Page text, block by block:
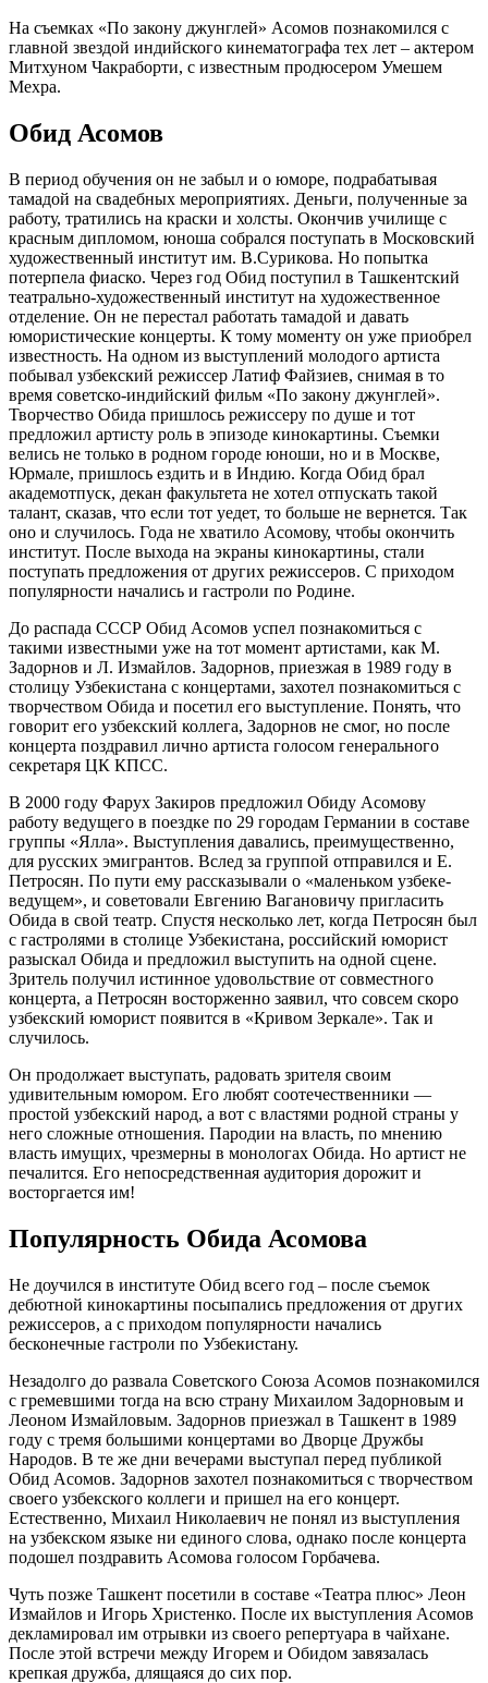
На съемках «По закону джунглей» Асомов познакомился с
главной звездой индийского кинематографа тех лет – актером
Митхуном Чакраборти, с известным продюсером Умешем
Мехра.
Обид Асомов
В период обучения он не забыл и о юморе, подрабатывая
тамадой на свадебных мероприятиях. Деньги, полученные за
работу, тратились на краски и холсты. Окончив училище с
красным дипломом, юноша собрался поступать в Московский
художественный институт им. В.Сурикова. Но попытка
потерпела фиаско. Через год Обид поступил в Ташкентский
театрально-художественный институт на художественное
отделение. Он не перестал работать тамадой и давать
юмористические концерты. К тому моменту он уже приобрел
известность. На одном из выступлений молодого артиста
побывал узбекский режиссер Латиф Файзиев, снимая в то
время советско-индийский фильм «По закону джунглей».
Творчество Обида пришлось режиссеру по душе и тот
предложил артисту роль в эпизоде кинокартины. Съемки
велись не только в родном городе юноши, но и в Москве,
Юрмале, пришлось ездить и в Индию. Когда Обид брал
академотпуск, декан факультета не хотел отпускать такой
талант, сказав, что если тот уедет, то больше не вернется. Так
оно и случилось. Года не хватило Асомову, чтобы окончить
институт. После выхода на экраны кинокартины, стали
поступать предложения от других режиссеров. С приходом
популярности начались и гастроли по Родине.
До распада СССР Обид Асомов успел познакомиться с
такими известными уже на тот момент артистами, как М.
Задорнов и Л. Измайлов. Задорнов, приезжая в 1989 году в
столицу Узбекистана с концертами, захотел познакомиться с
творчеством Обида и посетил его выступление. Понять, что
говорит его узбекский коллега, Задорнов не смог, но после
концерта поздравил лично артиста голосом генерального
секретаря ЦК КПСС.
В 2000 году Фарух Закиров предложил Обиду Асомову
работу ведущего в поездке по 29 городам Германии в составе
группы «Ялла». Выступления давались, преимущественно,
для русских эмигрантов. Вслед за группой отправился и Е.
Петросян. По пути ему рассказывали о «маленьком узбеке-
ведущем», и советовали Евгению Вагановичу пригласить
Обида в свой театр. Спустя несколько лет, когда Петросян был
с гастролями в столице Узбекистана, российский юморист
разыскал Обида и предложил выступить на одной сцене.
Зритель получил истинное удовольствие от совместного
концерта, а Петросян восторженно заявил, что совсем скоро
узбекский юморист появится в «Кривом Зеркале». Так и
случилось.
Он продолжает выступать, радовать зрителя своим
удивительным юмором. Его любят соотечественники —
простой узбекский народ, а вот с властями родной страны у
него сложные отношения. Пародии на власть, по мнению
власть имущих, чрезмерны в монологах Обида. Но артист не
печалится. Его непосредственная аудитория дорожит и
восторгается им!
Популярность Обида Асомова
Не доучился в институте Обид всего год – после съемок
дебютной кинокартины посыпались предложения от других
режиссеров, а с приходом популярности начались
бесконечные гастроли по Узбекистану.
Незадолго до развала Советского Союза Асомов познакомился
с гремевшими тогда на всю страну Михаилом Задорновым и
Леоном Измайловым. Задорнов приезжал в Ташкент в 1989
году с тремя большими концертами во Дворце Дружбы
Народов. В те же дни вечерами выступал перед публикой
Обид Асомов. Задорнов захотел познакомиться с творчеством
своего узбекского коллеги и пришел на его концерт.
Естественно, Михаил Николаевич не понял из выступления
на узбекском языке ни единого слова, однако после концерта
подошел поздравить Асомова голосом Горбачева.
Чуть позже Ташкент посетили в составе «Театра плюс» Леон
Измайлов и Игорь Христенко. После их выступления Асомов
декламировал им отрывки из своего репертуара в чайхане.
После этой встречи между Игорем и Обидом завязалась
крепкая дружба, длящаяся до сих пор.